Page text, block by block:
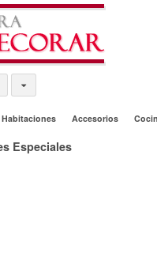
Habitaciones Accesorios
Especiales